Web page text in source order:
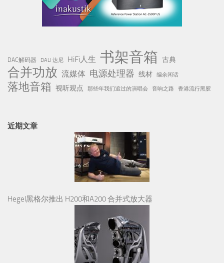
DAC解码器 DALI 达尼 HiFi人生 书架音箱 古典
合并功放 流媒体 电源处理器 线材 编余闲话
落地音箱 视听观点 那些年我们追过的演唱会 音响之路 香港流行黑胶
近期文章
Hegel黑格尔推出 H200和A200 合并式放大器